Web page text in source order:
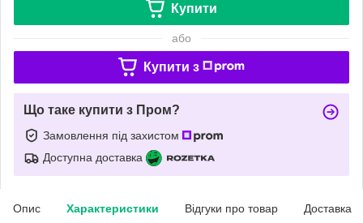
Купити
або
Купити з
Що таке купити з Пром?
Замовлення під захистом
Доступна доставка
Опис Характеристики Відгуки про товар Доставка